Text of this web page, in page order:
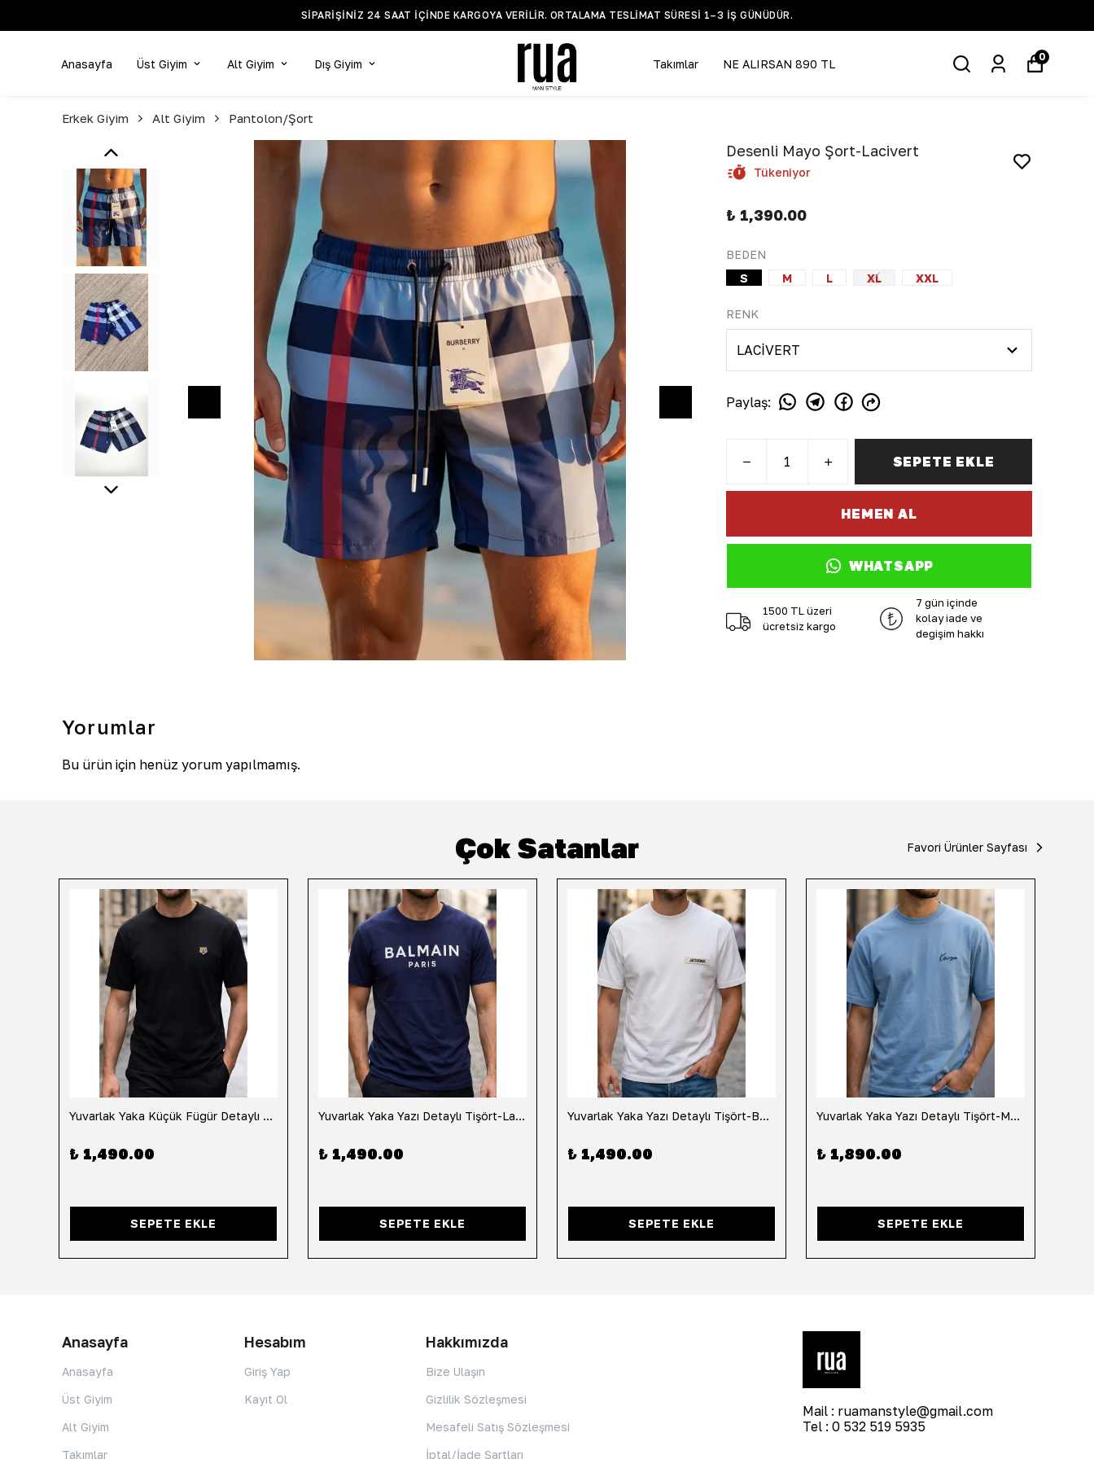
BİLGİ VE DESTEK WHATSAPP HATTI +90 532 519 5935
Anasayfa Üst Giyim Alt Giyim Dış Giyim Takımlar NE ALIRSAN 890 TL
0
Erkek Giyim Alt Giyim Pantolon/Şort
Desenli Mayo Şort-Lacivert
Tükeniyor
₺ 1,390.00
BEDEN
S
M L XL XXL
RENK
Paylaş:
SEPETE EKLE
HEMEN AL
WHATSAPP
1500 TL üzeri
ücretsiz kargo
7 gün içinde
kolay iade ve
değişim hakkı
Yorumlar
Bu ürün için henüz yorum yapılmamış.
Çok Satanlar Favori Ürünler Sayfası
Yuvarlak Yaka Küçük Fügür Detaylı Tişört-Siyah
₺ 1,490.00
SEPETE EKLE
Yuvarlak Yaka Yazı Detaylı Tişört-Lacivert
₺ 1,490.00
SEPETE EKLE
Yuvarlak Yaka Yazı Detaylı Tişört-Beyaz
₺ 1,490.00
SEPETE EKLE
Yuvarlak Yaka Yazı Detaylı Tişört-Mavi
₺ 1,890.00
SEPETE EKLE
Anasayfa
Anasayfa
Üst Giyim
Alt Giyim
Takımlar
Hesabım
Giriş Yap
Kayıt Ol
Hakkımızda
Bize Ulaşın
Gizlilik Sözleşmesi
Mesafeli Satış Sözleşmesi
İptal/İade Şartları
Mail : ruamanstyle@gmail.com
Tel : 0 532 519 5935